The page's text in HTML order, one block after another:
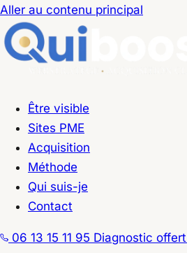
Aller au contenu principal
Être visible
Sites PME
Acquisition
Méthode
Qui suis-je
Contact
06 13 15 11 95 Diagnostic offert